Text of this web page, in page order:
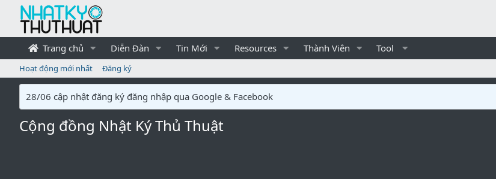
Trang chủ Diễn Đàn Tin Mới Resources Thành Viên Tool
Hoạt động mới nhất Đăng ký
28/06 cập nhật đăng ký đăng nhập qua Google & Facebook
Cộng đồng Nhật Ký Thủ Thuật